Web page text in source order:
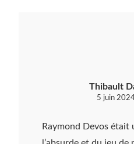
Thibault
5 juin
Raymond Devos était